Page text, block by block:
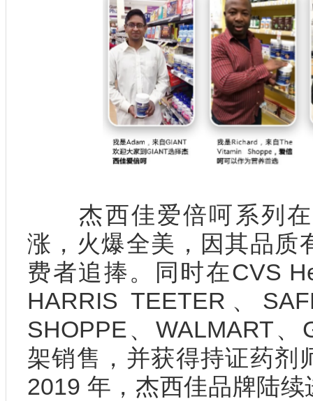
杰西佳爱倍呵系列在
涨，火爆全美，因其品质
费者追捧。同时在CVS
HARRIS TEETER、
SHOPPE、WALMART、
架销售，并获得持证药剂
2019 年，杰西佳品牌陆